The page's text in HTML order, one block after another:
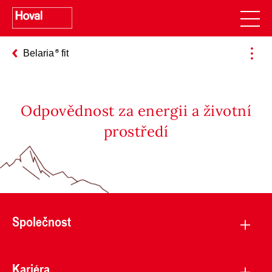
Belaria fit
Odpovědnost za energii a životní
prostředí
Společnost